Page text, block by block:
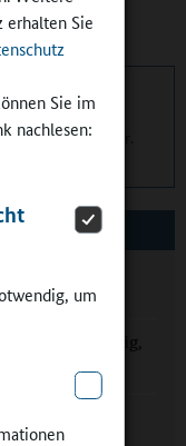
Sie
Sie im
nachlesen:
um
und
Newsletter.
vielfältig,